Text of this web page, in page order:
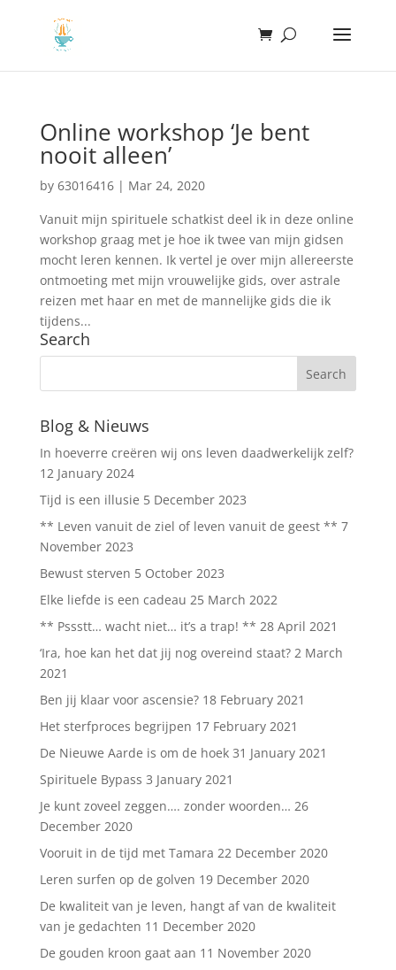
Online workshop ‘Je bent
nooit alleen’
by 63016416| Mar 24, 2020
Vanuit mijn spirituele schatkist deel ik in deze online
workshop graag met je hoe ik twee van mijn gidsen
mocht leren kennen. Ik vertel je over mijn allereerste
ontmoeting met mijn vrouwelijke gids, over astrale
reizen met haar en met de mannelijke gids die ik
tijdens...
Search
Blog & Nieuws
In hoeverre creëren wij ons leven daadwerkelijk zelf?
12 January 2024
Tijd is een illusie 5 December 2023
** Leven vanuit de ziel of leven vanuit de geest ** 7
November 2023
Bewust sterven 5 October 2023
Elke liefde is een cadeau 25 March 2022
** Pssstt… wacht niet… it’s a trap! ** 28 April 2021
‘Ira, hoe kan het dat jij nog overeind staat? 2 March
2021
Ben jij klaar voor ascensie? 18 February 2021
Het sterfproces begrijpen 17 February 2021
De Nieuwe Aarde is om de hoek 31 January 2021
Spirituele Bypass 3 January 2021
Je kunt zoveel zeggen…. zonder woorden… 26
December 2020
Vooruit in de tijd met Tamara 22 December 2020
Leren surfen op de golven 19 December 2020
De kwaliteit van je leven, hangt af van de kwaliteit
van je gedachten 11 December 2020
De gouden kroon gaat aan 11 November 2020